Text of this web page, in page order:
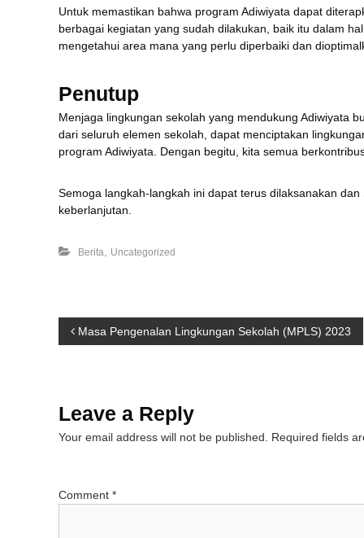
Untuk memastikan bahwa program Adiwiyata dapat
berbagai kegiatan yang sudah dilakukan, baik itu dalam
mengetahui area mana yang perlu diperbaiki dan
Penutup
Menjaga lingkungan sekolah yang mendukung Adiwiyata
dari seluruh elemen sekolah, dapat menciptakan
program Adiwiyata. Dengan begitu, kita semua
Semoga langkah-langkah ini dapat terus dilaksanakan
keberlanjutan.
Berita Uncategorized
P
s
t
Masa Pengenalan Lingkungan Sekolah (MPLS) 2023
Leave a Reply
Your email address will not be published. Required fields
Comment *